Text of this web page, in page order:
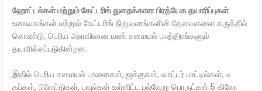
ஹோட்டல்கள் மற்றும் கேட்டரிங் துறைக்கான பிரத்யேக தயாரிப்புகள்
உணவகங்கள் மற்றும் கேட்டரிங் நிறுவனங்களின் தேவைகளை கருத்தில்
கொண்டு, பெரிய அளவிலான மண் சமையல் பாத்திரங்களும்
தயாரிக்கப்படுகின்றன.
இதில் பெரிய சமையல் பானைகள், ஜக்குகள், வாட்டர் பாட்டில்கள், டீ
கப்கள், பிளேட்டுகள், பவுல்கள் உள்ளிட்ட பல்வேறு பொருட்கள் 5 கிலோ